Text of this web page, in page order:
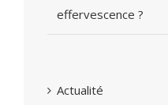
effervescence ?
Actualité